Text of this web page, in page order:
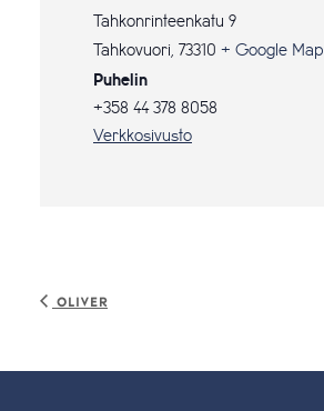
Tahkonrinteenkatu 9
Tahkovuori
73310 + Google Map
Puhelin
+358 44 378 8058
Verkkosivusto
Oliver